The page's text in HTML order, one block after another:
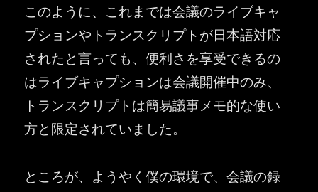
このように、これまでは会議のライブキャ
プションやトランスクリプトが日本語対応
されたと言っても、便利さを享受できるの
はライブキャプションは会議開催中のみ、
トランスクリプトは簡易議事メモ的な使い
方と限定されていました。
ところが、ようやく僕の環境で、会議の録